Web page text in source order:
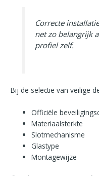
Correcte
net zo belangrijk
profiel zelf.
Bij de selectie van veilige
Officiële
Materiaalsterkte
Slotmechanisme
Glastype
Montagewijze